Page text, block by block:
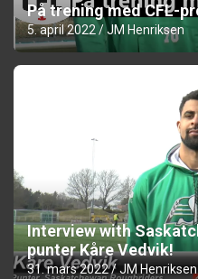
På trening med CFL-
5. april 2022 JM Henriksen
Interview with
punter Kåre Vedvik!
31. mars 2022 JM Henriksen